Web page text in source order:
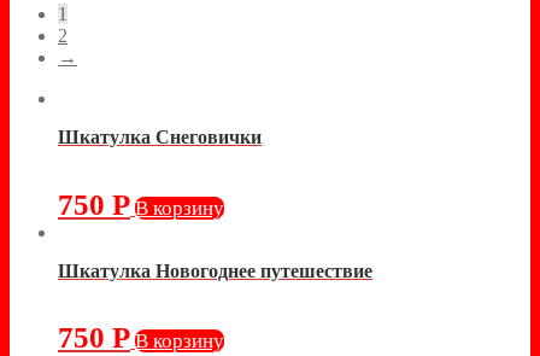
1
2
→
Шкатулка Снеговички
750 Р В корзину
Шкатулка Новогоднее путешествие
750 Р В корзину